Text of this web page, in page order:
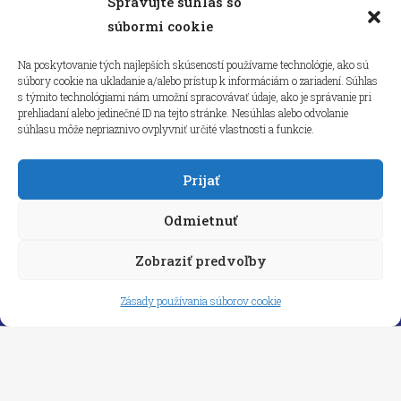
súbormi cookie
Na poskytovanie tých najlepších skúseností používame technológie, ako sú
súbory cookie na ukladanie a/alebo prístup k informáciám o zariadení. Súhlas
s týmito technológiami nám umožní spracovávať údaje, ako je správanie pri
prehliadaní alebo jedinečné ID na tejto stránke. Nesúhlas alebo odvolanie
súhlasu môže nepriaznivo ovplyvniť určité vlastnosti a funkcie.
Prijať
Odmietnuť
Zobraziť predvoľby
Zásady používania súborov cookie
Kliknutím prijmete súbory cookie
Copyright © 2026 aneps.sk